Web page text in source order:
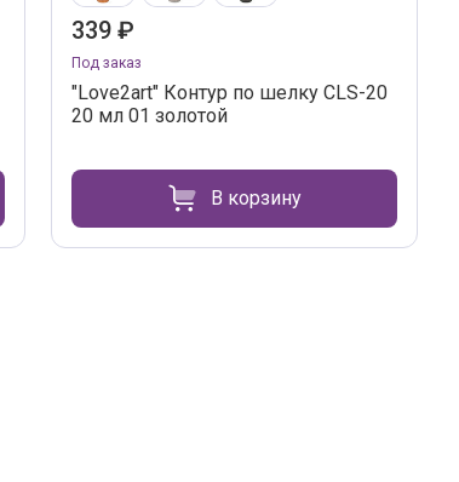
339 ₽
Под заказ
"Love2art" Контур по шелку CLS-20
20 мл 01 золотой
В корзину